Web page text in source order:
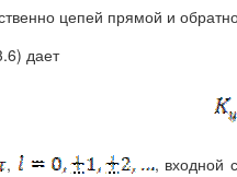
цепей прямой и
дает
,
, входной